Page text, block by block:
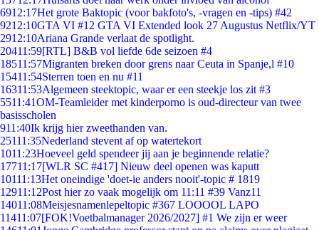
6912:17Het grote Baktopic (voor bakfoto's, -vragen en -tips) #42
9212:10GTA VI #12 GTA VI Extended look 27 Augustus Netflix/YT
2912:10Ariana Grande verlaat de spotlight.
20411:59[RTL] B&B vol liefde 6de seizoen #4
18511:57Migranten breken door grens naar Ceuta in Spanje,l #10
15411:54Sterren toen en nu #11
16311:53Algemeen steektopic, waar er een steekje los zit #3
5511:41OM-Teamleider met kinderporno is oud-directeur van twee
basisscholen
911:40Ik krijg hier zweethanden van.
25111:35Nederland stevent af op watertekort
1011:23Hoeveel geld spendeer jij aan je beginnende relatie?
17711:17[WLR SC #417] Nieuw deel openen was kaputt
10111:13Het oneindige 'doet-ie anders nooit'-topic # 1819
12911:12Post hier zo vaak mogelijk om 11:11 #39 Vanz11
14011:08Meisjesnamenlepeltopic #367 LOOOOL LAPO
11411:07[FOK!Voetbalmanager 2026/2027] #1 We zijn er weer